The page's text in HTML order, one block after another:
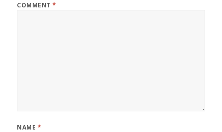
COMMENT*
NAME *